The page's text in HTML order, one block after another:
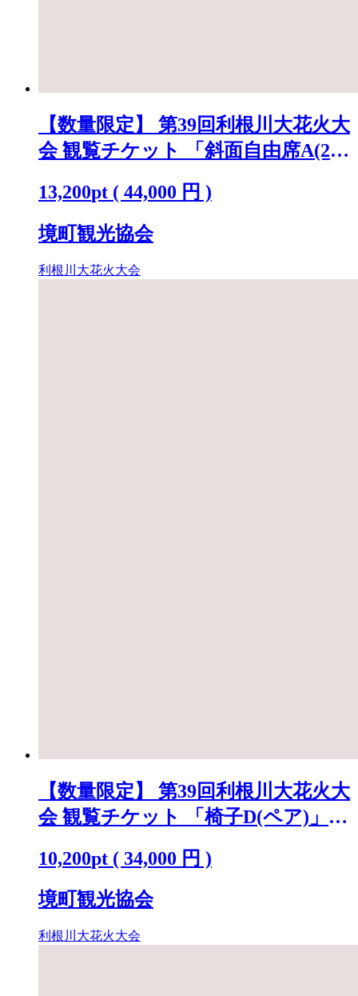
【数量限定】 第39回利根川大花火大
会 観覧チケット 「斜面自由席A(2
13,200pt ( 44,000 円 )
境町観光協会
利根川大花火大会
【数量限定】 第39回利根川大花火大
会 観覧チケット 「椅子D(ペア)」
10,200pt ( 34,000 円 )
境町観光協会
利根川大花火大会